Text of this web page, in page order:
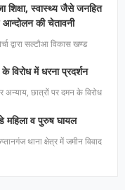
शिक्षा, स्वास्थ्य जैसे जनहित
आन्दोलन की चेतावनी
द्वारा सल्टौआ विकास खण्ड
विरोध में धरना प्रदर्शन
छात्रों पर दमन के विरोध
महिला व पुरुष घायल
थाना क्षेत्र में जमीन विवाद